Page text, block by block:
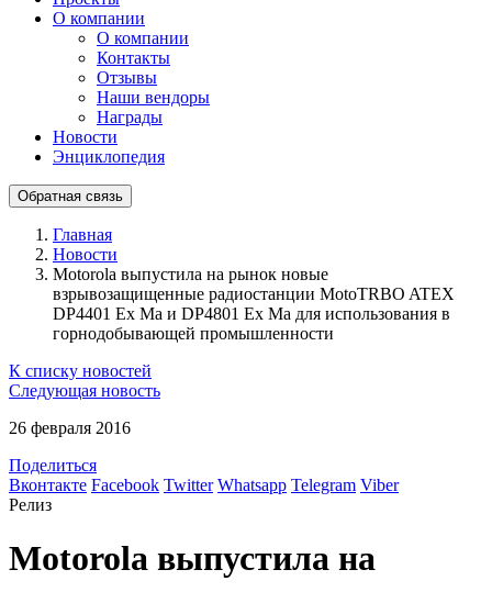
О компании
О компании
Контакты
Отзывы
Наши вендоры
Награды
Новости
Энциклопедия
Обратная связь
Главная
Новости
Motorola выпустила на рынок новые
взрывозащищенные радиостанции MotoTRBO ATEX
DP4401 Ex Ма и DP4801 Ex Мa для использования в
горнодобывающей промышленности
К списку новостей
Следующая новость
26 февраля 2016
Поделиться
Вконтакте Facebook Twitter Whatsapp Telegram Viber
Релиз
Motorola выпустила на